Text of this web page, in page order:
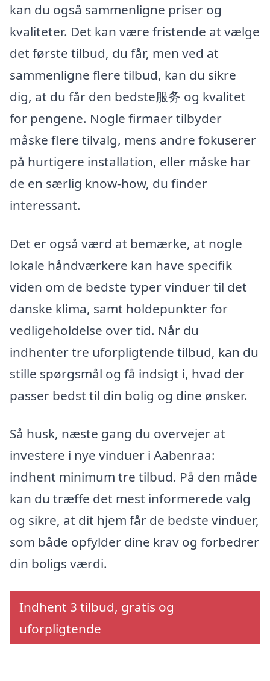
kan du også sammenligne priser og
kvaliteter. Det kan være fristende at vælge
det første tilbud, du får, men ved at
sammenligne flere tilbud, kan du sikre
dig, at du får den bedste服务 og kvalitet
for pengene. Nogle firmaer tilbyder
måske flere tilvalg, mens andre fokuserer
på hurtigere installation, eller måske har
de en særlig know-how, du finder
interessant.
Det er også værd at bemærke, at nogle
lokale håndværkere kan have specifik
viden om de bedste typer vinduer til det
danske klima, samt holdepunkter for
vedligeholdelse over tid. Når du
indhenter tre uforpligtende tilbud, kan du
stille spørgsmål og få indsigt i, hvad der
passer bedst til din bolig og dine ønsker.
Så husk, næste gang du overvejer at
investere i nye vinduer i Aabenraa:
indhent minimum tre tilbud. På den måde
kan du træffe det mest informerede valg
og sikre, at dit hjem får de bedste vinduer,
som både opfylder dine krav og forbedrer
din boligs værdi.
Indhent 3 tilbud, gratis og
uforpligtende